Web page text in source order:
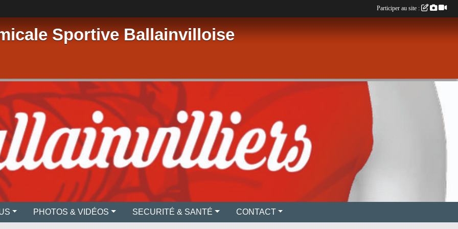
Sportive Ballainvilloise
PHOTOS & VIDÉOS SECURITÉ & SANTÉ CONTACT
Participer au site :